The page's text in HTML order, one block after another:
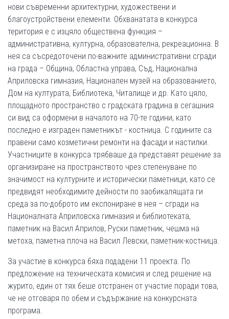
нови съвременни архитектурни, художествени и
благоустройствени елементи. Обхванатата в конкурса
територия е с изцяло обществена функция –
административна, културна, образователна, рекреационна. В
нея са съсредоточени по-важните административни сгради
на града – Община, Областна управа, Съд, Национална
Априловска гимназия, Национален музей на образованието,
Дом на културата, Библиотека, Читалище и др. Като цяло,
площадното пространство с градската градина в сегашния
си вид са оформени в началото на 70-те години, като
последно е изграден паметникът - костница. С годините са
правени само козметични ремонти на фасади и настилки.
Участниците в конкурса трябваше да представят решение за
организиране на пространството чрез степенуване по
значимост на културните и исторически паметници, като се
предвидят необходимите дейности по заобикалящата ги
среда за по-доброто им експониране в нея – сгради на
Националната Априловска гимназия и библиотеката,
паметник на Васил Априлов, Руски паметник, чешма на
метоха, паметна плоча на Васил Левски, паметник-костница.
За участие в конкурса бяха подадени 11 проекта. По
предложение на техническата комисия и след решение на
журито, един от тях беше отстранен от участие поради това,
че не отговаря по обем и съдържание на конкурсната
програма.